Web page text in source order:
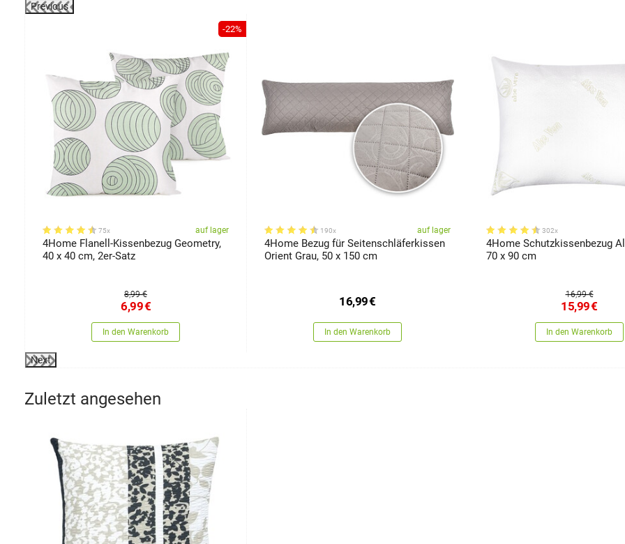
Previous
-22%
75x auf lager
4Home Flanell-Kissenbezug Geometry,
40 x 40 cm, 2er-Satz
8,99 €
6,99€
In den Warenkorb
190x auf lager
4Home Bezug für Seitenschläferkissen
Orient Grau, 50 x 150 cm
16,99€
In den Warenkorb
302x
4Home Schutzkissenbezug
70 x 90 cm
16,99 €
15,99€
In den Warenkorb
Next
Zuletzt angesehen